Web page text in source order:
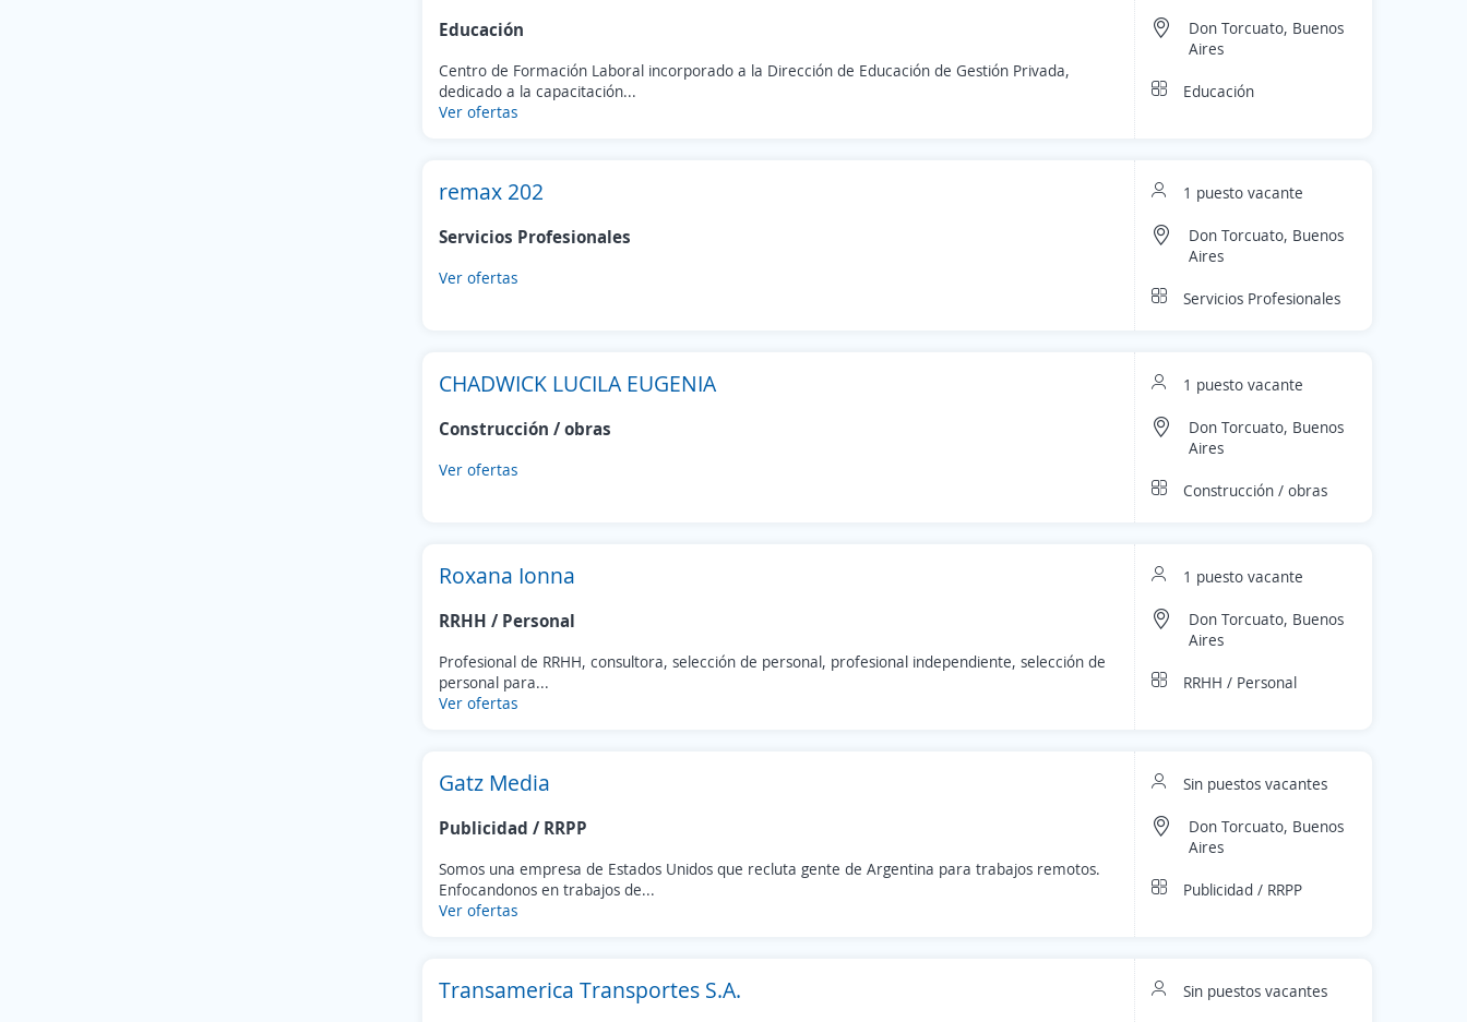
Educación
Centro de Formación Laboral incorporado a la Dirección de Educación de Gestión Privada,
dedicado a la capacitación...
Ver ofertas
Don Torcuato, Buenos
Aires
Educación
remax 202
Servicios Profesionales
Ver ofertas
1 puesto vacante
Don Torcuato, Buenos
Aires
Servicios Profesionales
CHADWICK LUCILA EUGENIA
Construcción / obras
Ver ofertas
1 puesto vacante
Don Torcuato, Buenos
Aires
Construcción / obras
Roxana Ionna
RRHH / Personal
Profesional de RRHH, consultora, selección de personal, profesional independiente, selección de
personal para...
Ver ofertas
1 puesto vacante
Don Torcuato, Buenos
Aires
RRHH / Personal
Gatz Media
Publicidad / RRPP
Somos una empresa de Estados Unidos que recluta gente de Argentina para trabajos remotos.
Enfocandonos en trabajos de...
Ver ofertas
Sin puestos vacantes
Don Torcuato, Buenos
Aires
Publicidad / RRPP
Transamerica Transportes S.A. Sin puestos vacantes